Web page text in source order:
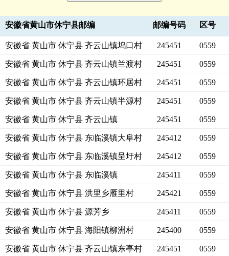
安徽省黄山市休宁县邮编 邮编号码 区号
安徽省 黄山市 休宁县 齐云山镇坞口村 245451 0559
安徽省 黄山市 休宁县 齐云山镇兰渡村 245451 0559
安徽省 黄山市 休宁县 齐云山镇环居村 245451 0559
安徽省 黄山市 休宁县 齐云山镇半源村 245451 0559
安徽省 黄山市 休宁县 齐云山镇 245451 0559
安徽省 黄山市 休宁县 东临溪镇大阜村 245412 0559
安徽省 黄山市 休宁县 东临溪镇呈圩村 245412 0559
安徽省 黄山市 休宁县 东临溪镇 245411 0559
安徽省 黄山市 休宁县 洪里乡雁里村 245421 0559
安徽省 黄山市 休宁县 源芳乡 245411 0559
安徽省 黄山市 休宁县 海阳镇柳洲村 245400 0559
安徽省 黄山市 休宁县 齐云山镇东亭村 245451 0559